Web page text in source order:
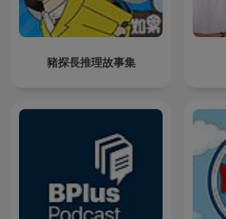
豬探長推理故事集